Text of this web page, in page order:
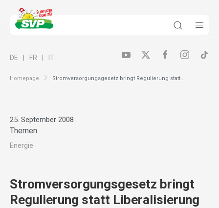
Homepage Stromversorgungsgesetz bringt Regulierung statt...
DE FR IT
25. September 2008
Themen
Energie
Stromversorgungsgesetz bringt
Regulierung statt Liberalisierung